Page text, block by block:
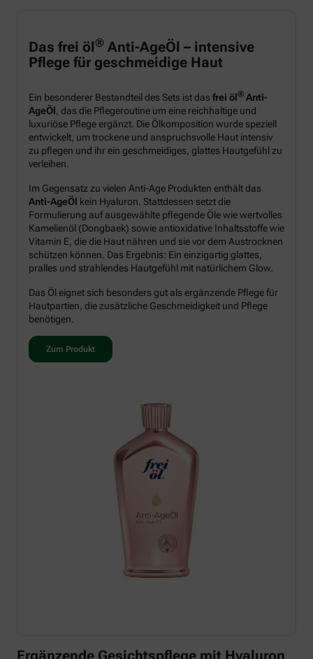
Das frei öl® Anti-AgeÖl – intensive
Pflege für geschmeidige Haut
Ein besonderer Bestandteil des Sets ist das frei öl® Anti-
AgeÖl, das die Pflegeroutine um eine reichhaltige und
luxuriöse Pflege ergänzt. Die Ölkomposition wurde speziell
entwickelt, um trockene und anspruchsvolle Haut intensiv
zu pflegen und ihr ein geschmeidiges, glattes Hautgefühl zu
verleihen.
Im Gegensatz zu vielen Anti-Age Produkten enthält das
Anti-AgeÖl kein Hyaluron. Stattdessen setzt die
Formulierung auf ausgewählte pflegende Öle wie wertvolles
Kamelienöl (Dongbaek) sowie antioxidative Inhaltsstoffe wie
Vitamin E, die die Haut nähren und sie vor dem Austrocknen
schützen können. Das Ergebnis: Ein einzigartig glattes,
pralles und strahlendes Hautgefühl mit natürlichem Glow.
Das Öl eignet sich besonders gut als ergänzende Pflege für
Hautpartien, die zusätzliche Geschmeidigkeit und Pflege
benötigen.
Zum Produkt
Ergänzende Gesichtspflege mit Hyaluron